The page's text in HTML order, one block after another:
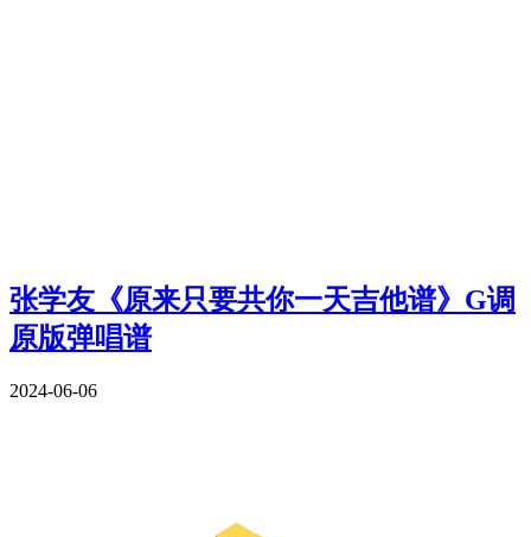
张学友《原来只要共你一天吉他谱》G调
原版弹唱谱
2024-06-06